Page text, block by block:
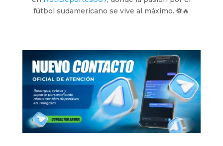
fútbol sudamericano se vive al máximo. ⚽🔥